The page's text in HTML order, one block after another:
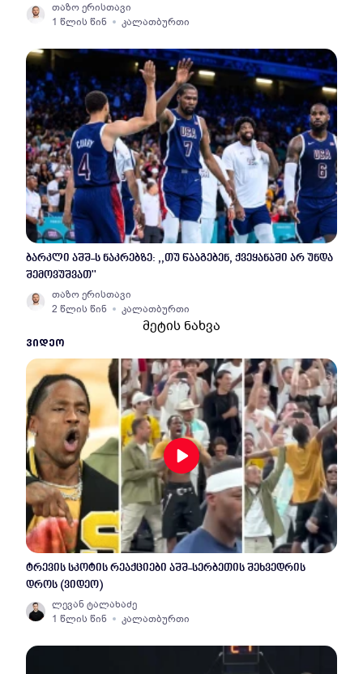
თაზო ერისთავი
1 წლის წინ
კალათბურთი
ბარკლი აშშ-ს ნაკრებზე: ,,თუ წააგებენ, ქვეყანაში არ უნდა
შემოვუშვათ''
თაზო ერისთავი
2 წლის წინ
კალათბურთი
მეტის ნახვა
ᲕᲘᲓᲔᲝ
ტრევის სკოტის რეაქციები აშშ-სერბეთის შეხვედრის
დროს (ვიდეო)
ლევან ტალახაძე
1 წლის წინ
კალათბურთი